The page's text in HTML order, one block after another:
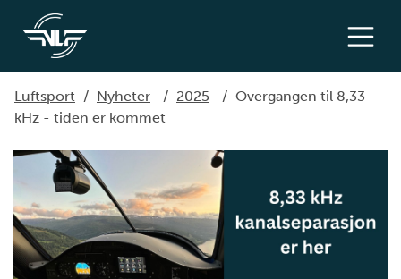
Luftsport / Nyheter / 2025 / Overgangen til 8,33
kHz - tiden er kommet